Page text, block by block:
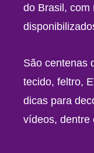
do Brasil, com
São centenas
tecido, feltro,
dicas para
vídeos, dentre